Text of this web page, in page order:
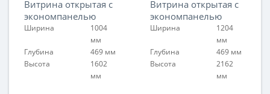
FIN.S.100.S.EP.00
Витрина открытая с
экономпанелью
Ширина
1004
мм
Глубина
469 мм
Высота
1602
мм
FIN.S.120.H.EP.00
Витрина открытая с
экономпанелью
Ширина
1204
мм
Глубина
469 мм
Высота
2162
мм